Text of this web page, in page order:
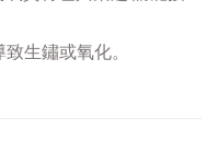
生鏽或氧化。